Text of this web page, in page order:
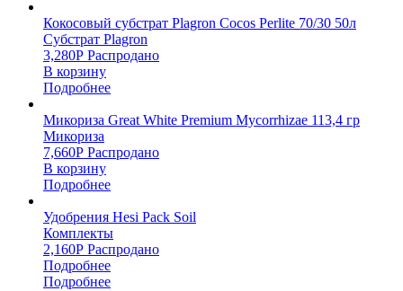
Кокосовый субстрат Plagron Cocos Perlite 70/30 50л
Субстрат Plagron
3,280Р Распродано
В корзину
Подробнее
Микориза Great White Premium Mycorrhizae 113,4 гр
Микориза
7,660Р Распродано
В корзину
Подробнее
Удобрения Hesi Pack Soil
Комплекты
2,160Р Распродано
Подробнее
Подробнее